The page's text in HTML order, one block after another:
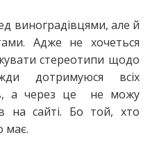
виноградівцями, але й
Адже не хочеться
стереотипи щодо
дотримуюся всіх
а через це не можу
на сайті. Бо той, хто
має.